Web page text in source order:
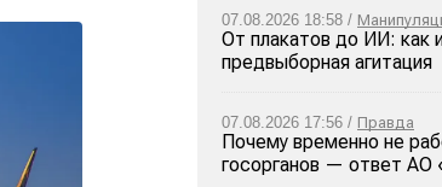
07.08.2026 18:58 /
От плакатов до ИИ: как
предвыборная агитация
07.08.2026 17:56 / Правда
Почему временно не
госорганов — ответ АО